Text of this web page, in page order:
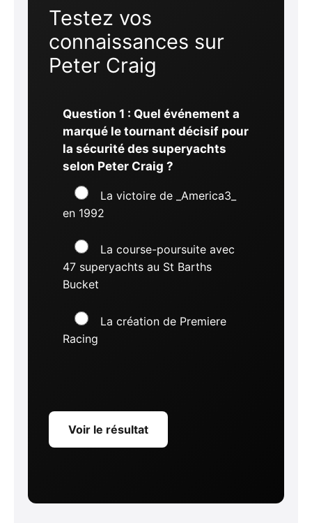
Testez vos
connaissances sur
Peter Craig
Question 1 : Quel événement a
marqué le tournant décisif pour
la sécurité des superyachts
selon Peter Craig ?
La victoire de _America3_
en 1992
La course-poursuite avec
47 superyachts au St Barths
Bucket
La création de Premiere
Racing
Voir le résultat